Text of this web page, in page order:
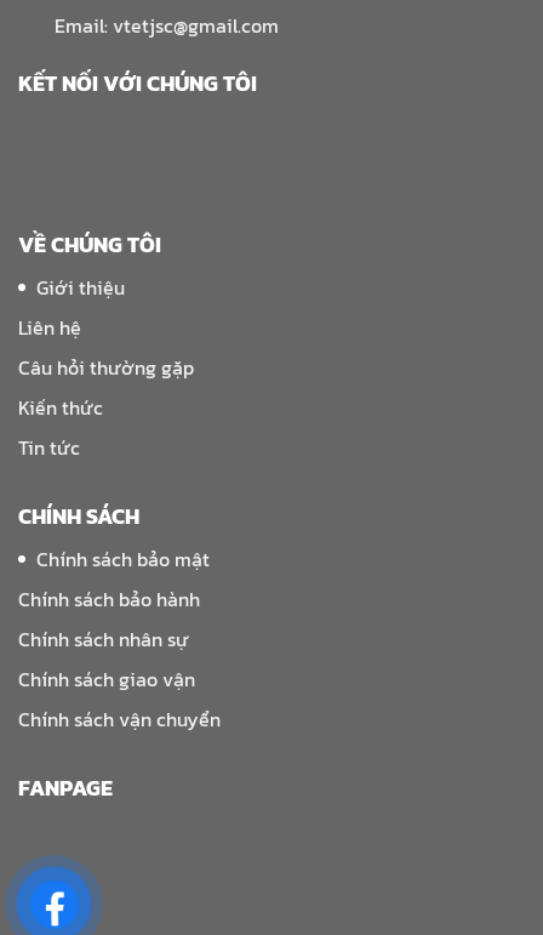
Email: vtetjsc@gmail.com
KẾT NỐI VỚI CHÚNG TÔI
VỀ CHÚNG TÔI
Giới thiệu
Liên hệ
Câu hỏi thường gặp
Kiến thức
Tin tức
CHÍNH SÁCH
Chính sách bảo mật
Chính sách bảo hành
Chính sách nhân sự
Chính sách giao vận
Chính sách vận chuyển
FANPAGE